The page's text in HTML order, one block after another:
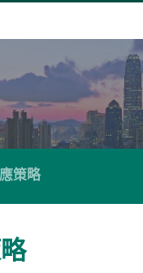
策略